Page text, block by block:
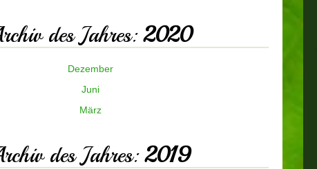
des Jahres:2020
Dezember
Juni
März
des Jahres:2019